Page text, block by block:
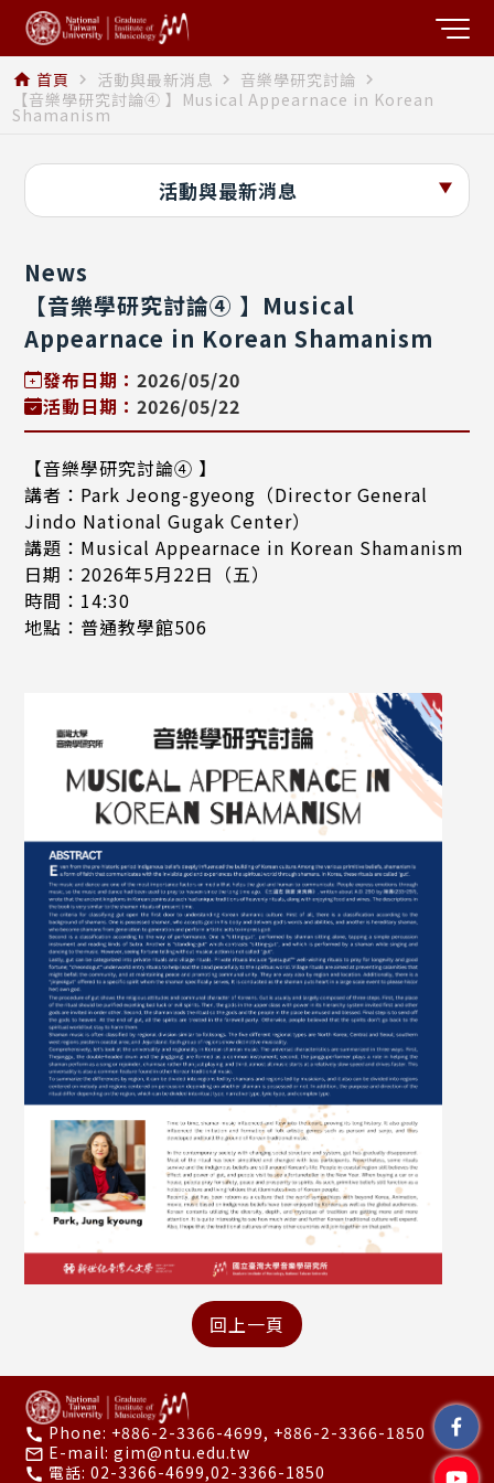
home 首頁 navigate_next 活動與最新消息 navigate_next 音樂學研究討論 navigate_next
【音樂學研究討論④ 】Musical Appearnace in Korean
Shamanism
活動與最新消息
News
【音樂學研究討論④ 】Musical
Appearnace in Korean Shamanism
發布日期：2026/05/20
活動日期：2026/05/22
【音樂學研究討論④ 】
講者：Park Jeong-gyeong（Director General
Jindo National Gugak Center）
講題：Musical Appearnace in Korean Shamanism
日期：2026年5月22日（五）
時間：14:30
地點：普通教學館506
call Phone: +886-2-3366-4699, +886-2-3366-1850
mail_outline E-mail:gim@ntu.edu.tw
call 電話:02-3366-4699,02-3366-1850